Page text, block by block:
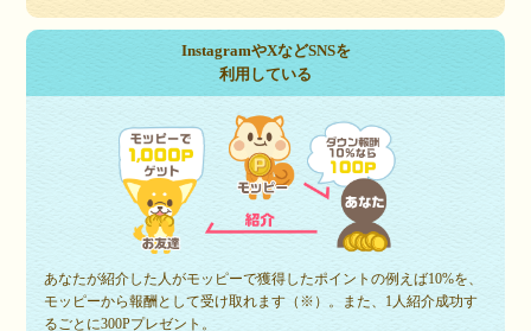
InstagramやXなどSNSを
利用している
あなたが紹介した人がモッピーで獲得したポイントの例えば10%を、
モッピーから報酬として受け取れます（※）。また、1人紹介成功す
るごとに300Pプレゼント。